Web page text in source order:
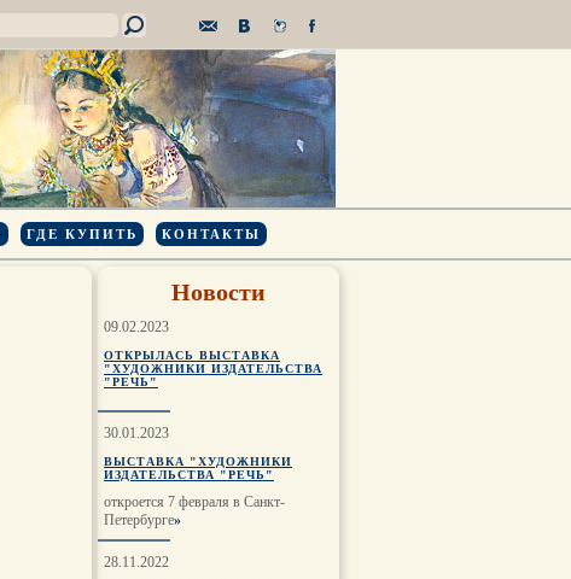
ГДЕ КУПИТЬ КОНТАКТЫ
Новости
09.02.2023
ОТКРЫЛАСЬ ВЫСТАВКА
"ХУДОЖНИКИ ИЗДАТЕЛЬСТВА
"РЕЧЬ"
30.01.2023
ВЫСТАВКА "ХУДОЖНИКИ
ИЗДАТЕЛЬСТВА "РЕЧЬ"
откроется 7 февраля в Санкт-
Петербурге»
28.11.2022